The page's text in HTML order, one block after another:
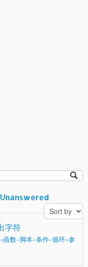
Unanswered
字符
函数-脚本-条件-循环-参